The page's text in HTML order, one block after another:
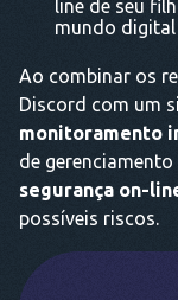
line de seu
mundo digital
Ao combinar os
Discord com um
monitoramento
de
segurança on-
possíveis riscos.